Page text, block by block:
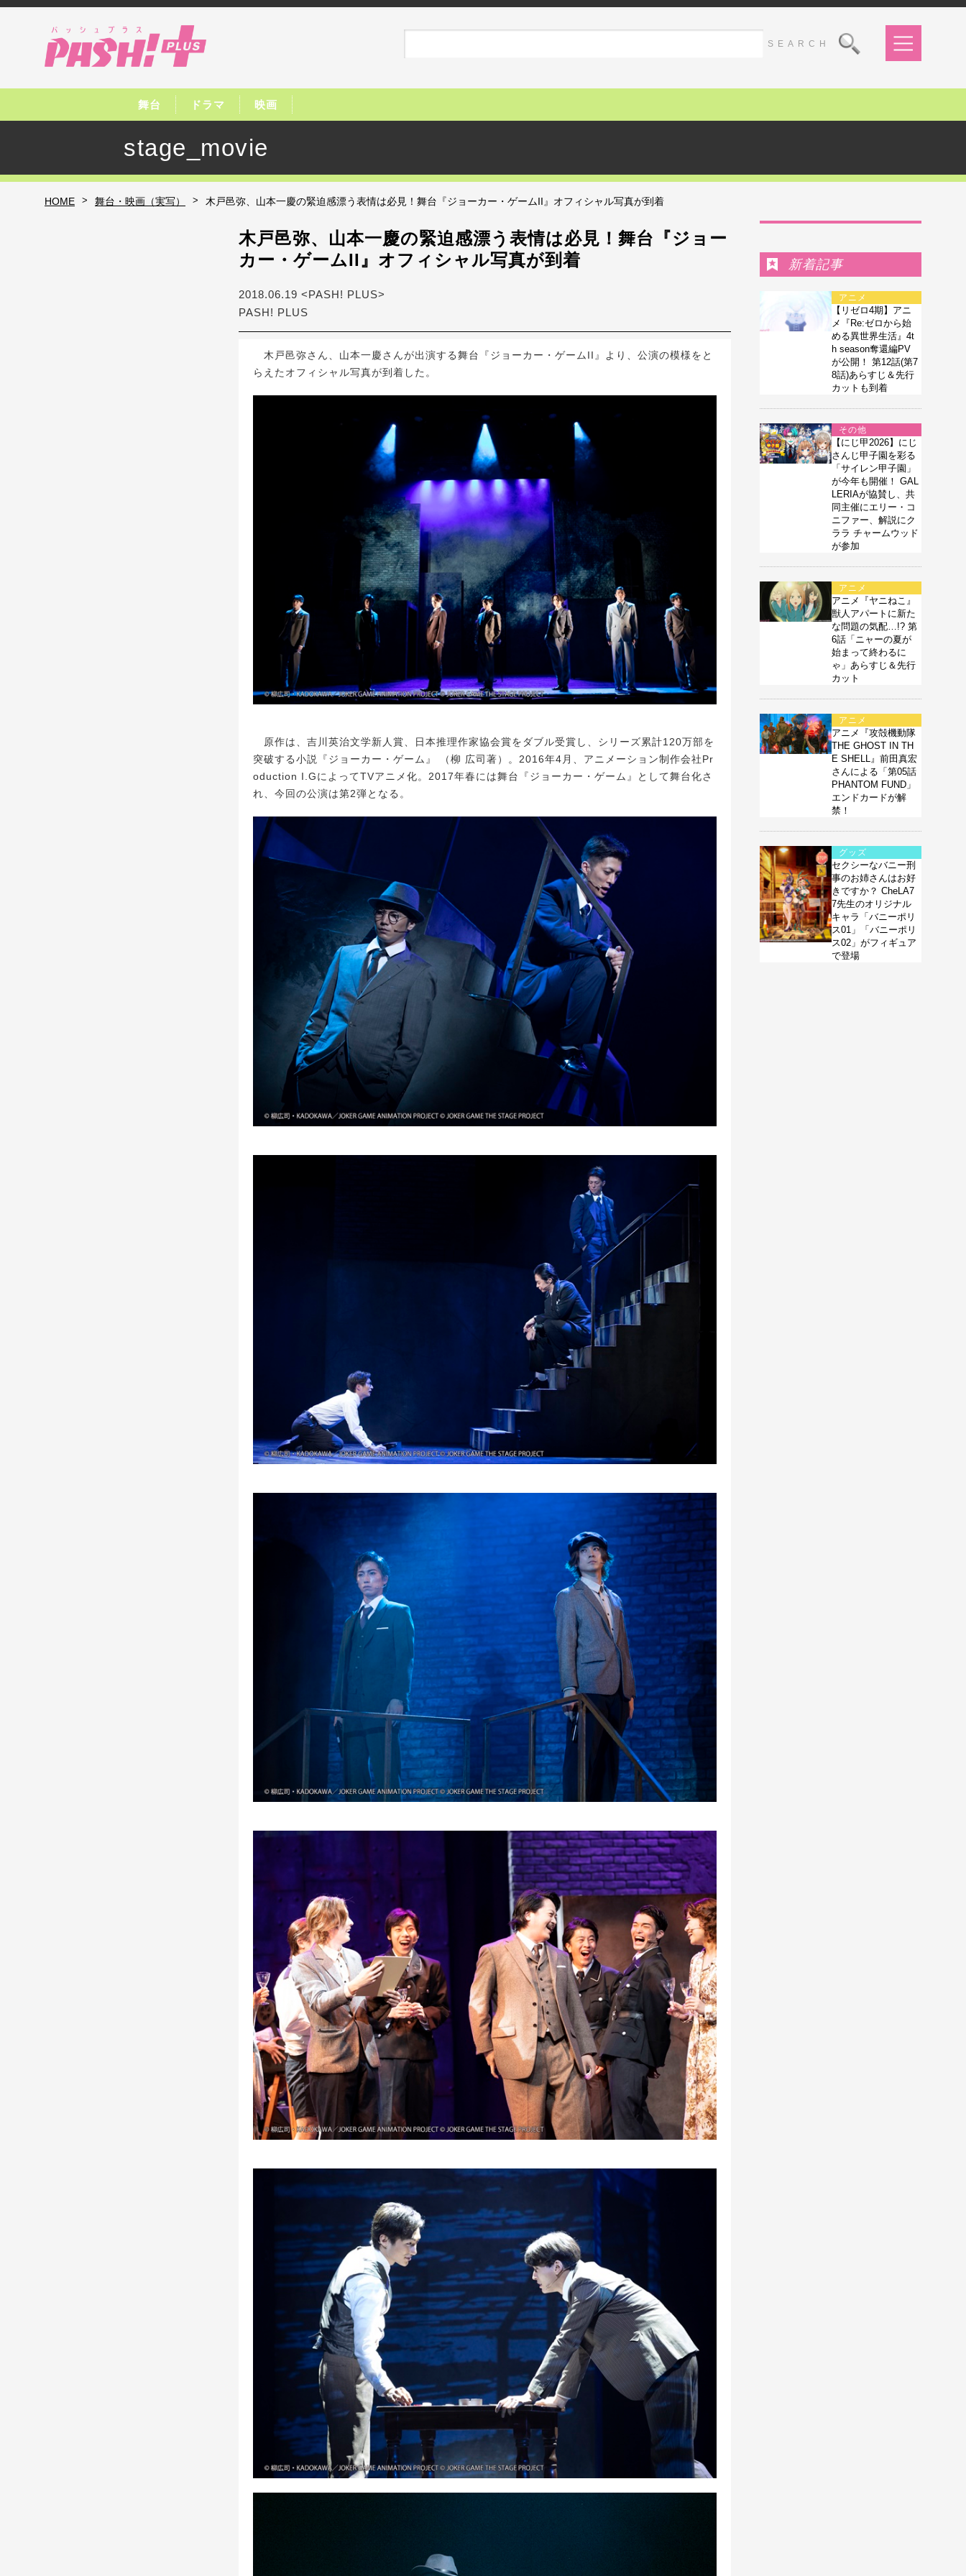
舞台 ドラマ 映画
stage_movie
HOME > 舞台・映画（実写） > 木戸邑弥、山本一慶の緊迫感漂う表情は必見！舞台『ジョーカー・ゲームII』オフィシャル写真が到着
木戸邑弥、山本一慶の緊迫感漂う表情は必見！舞台『ジョー
カー・ゲームII』オフィシャル写真が到着
2018.06.19 <PASH! PLUS>
PASH! PLUS
木戸邑弥さん、山本一慶さんが出演する舞台『ジョーカー・ゲームII』より、公演の模様をと
らえたオフィシャル写真が到着した。
原作は、吉川英治文学新人賞、日本推理作家協会賞をダブル受賞し、シリーズ累計120万部を
突破する小説『ジョーカー・ゲーム』 （柳 広司著）。2016年4月、アニメーション制作会社Pr
oduction I.GによってTVアニメ化。2017年春には舞台『ジョーカー・ゲーム』として舞台化さ
れ、今回の公演は第2弾となる。
新着記事
アニメ
【リゼロ4期】アニ
メ『Re:ゼロから始
める異世界生活』4t
h season奪還編PV
が公開！ 第12話(第7
8話)あらすじ＆先行
カットも到着
その他
【にじ甲2026】にじ
さんじ甲子園を彩る
「サイレン甲子園」
が今年も開催！ GAL
LERIAが協賛し、共
同主催にエリー・コ
ニファー、解説にク
ララ チャームウッド
が参加
アニメ
アニメ『ヤニねこ』
獣人アパートに新た
な問題の気配…!? 第
6話「ニャーの夏が
始まって終わるに
ゃ」あらすじ＆先行
カット
アニメ
アニメ『攻殻機動隊
THE GHOST IN TH
E SHELL』前田真宏
さんによる「第05話
PHANTOM FUND」
エンドカードが解
禁！
グッズ
セクシーなバニー刑
事のお姉さんはお好
きですか？ CheLA7
7先生のオリジナル
キャラ「バニーポリ
ス01」「バニーポリ
ス02」がフィギュア
で登場